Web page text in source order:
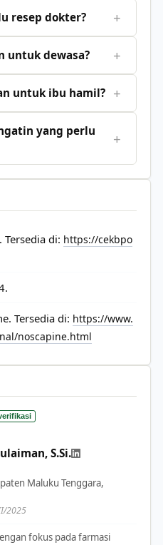
resep dokter? +
untuk dewasa? +
untuk ibu hamil? +
yang perlu
+
Tersedia di: https://cekbpo
Tersedia di: https://www.
noscapine.html
S.Si.
Maluku Tenggara,
2025
fokus pada farmasi